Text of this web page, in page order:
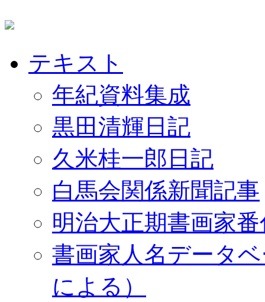
テキスト
年紀資料集成
黒田清輝日記
久米桂一郎日記
白馬会関係新聞記事
明治大正期書画家
書画家人名データ
による）